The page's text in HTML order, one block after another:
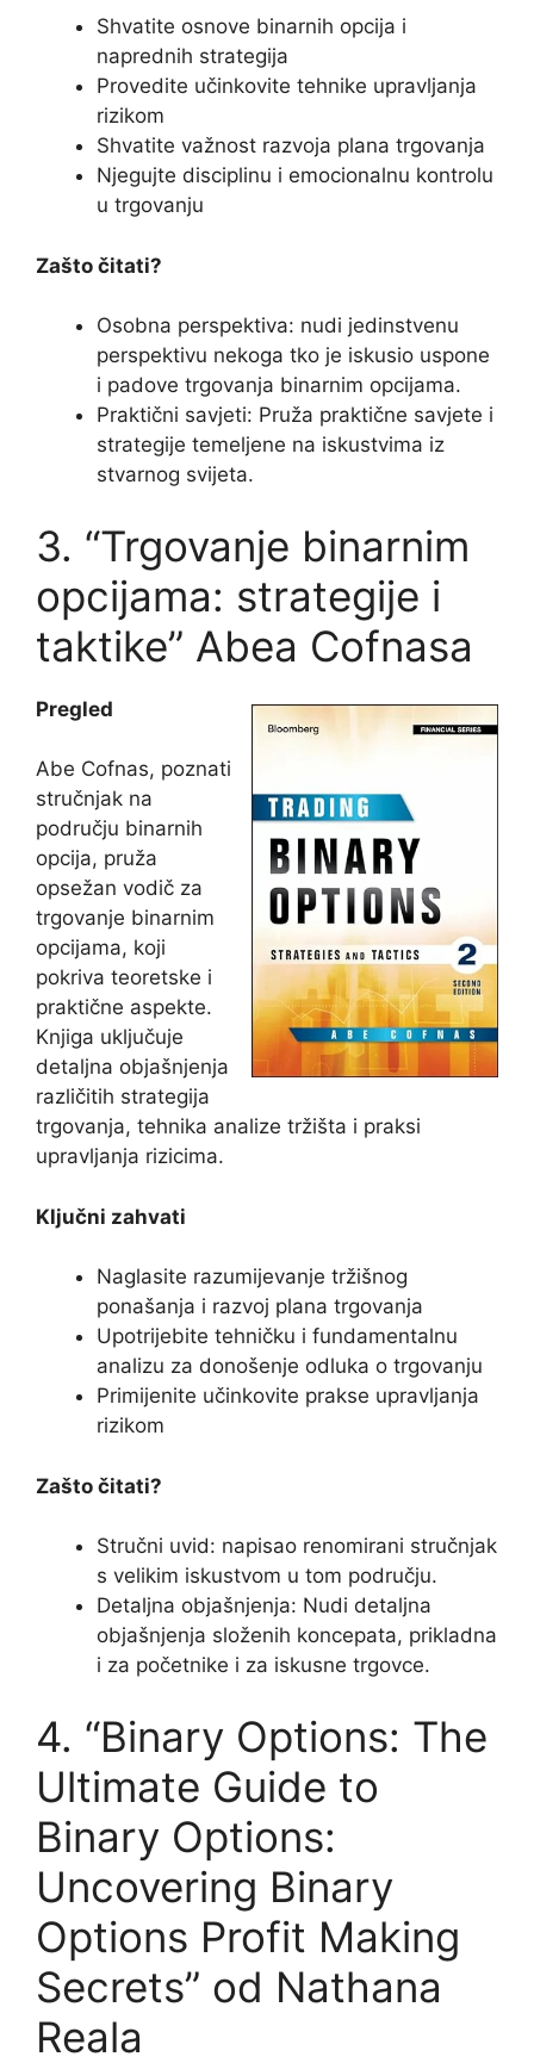
Shvatite osnove binarnih opcija i
naprednih strategija
Provedite učinkovite tehnike upravljanja
rizikom
Shvatite važnost razvoja plana trgovanja
Njegujte disciplinu i emocionalnu kontrolu
u trgovanju
Zašto čitati?
Osobna perspektiva: nudi jedinstvenu
perspektivu nekoga tko je iskusio uspone
i padove trgovanja binarnim opcijama.
Praktični savjeti: Pruža praktične savjete i
strategije temeljene na iskustvima iz
stvarnog svijeta.
3. “Trgovanje binarnim
opcijama: strategije i
taktike” Abea Cofnasa
Pregled
Abe Cofnas, poznati
stručnjak na
području binarnih
opcija, pruža
opsežan vodič za
trgovanje binarnim
opcijama, koji
pokriva teoretske i
praktične aspekte.
Knjiga uključuje
detaljna objašnjenja
različitih strategija
trgovanja, tehnika analize tržišta i praksi
upravljanja rizicima.
Ključni zahvati
Naglasite razumijevanje tržišnog
ponašanja i razvoj plana trgovanja
Upotrijebite tehničku i fundamentalnu
analizu za donošenje odluka o trgovanju
Primijenite učinkovite prakse upravljanja
rizikom
Zašto čitati?
Stručni uvid: napisao renomirani stručnjak
s velikim iskustvom u tom području.
Detaljna objašnjenja: Nudi detaljna
objašnjenja složenih koncepata, prikladna
i za početnike i za iskusne trgovce.
4. “Binary Options: The
Ultimate Guide to
Binary Options:
Uncovering Binary
Options Profit Making
Secrets” od Nathana
Reala